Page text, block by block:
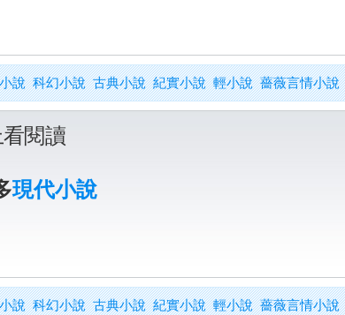
說 科幻小說 古典小說 紀實小說 輕小說 薔薇言情小說
看閱讀
現代小說
說 科幻小說 古典小說 紀實小說 輕小說 薔薇言情小說